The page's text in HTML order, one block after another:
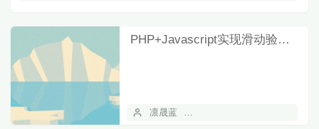
PHP+Javascript实现滑动验证码
凛晟蓝